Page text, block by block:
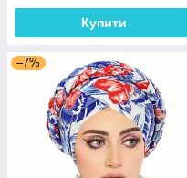
Купити
–7%